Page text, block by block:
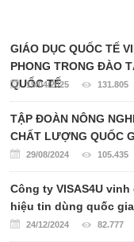
GIÁO DỤC QUỐC TẾ
PHONG TRONG ĐÀO
QUỐC TẾ
15/04/2025 131.805
TẬP ĐOÀN NÔNG NGHIỆP
CHẤT LƯỢNG QUỐC
29/08/2024 105.435
Công ty VISAS4U
hiệu tin dùng quốc
24/12/2024 82.777